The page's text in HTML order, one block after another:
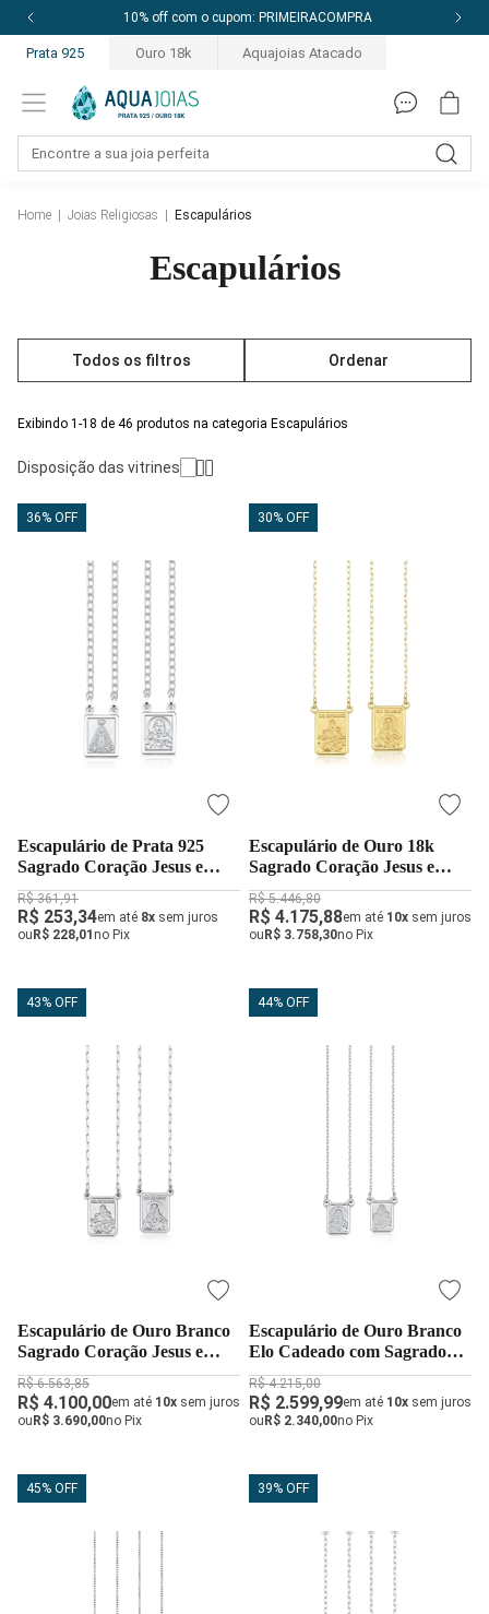
10% off com o cupom: PRIMEIRACOMPRA
Prata 925 Ouro 18k Aquajoias Atacado
Home Joias Religiosas Escapulários
Escapulários
Exibindo 1-18 de 46 produtos na categoria Escapulários
Todos os filtros Ordenar
Disposição das vitrines
36% OFF
Escapulário de Prata 925
Sagrado Coração Jesus e
Nossa Senhora
R$ 361,91
R$ 253,34em até 8x sem juros
ou R$ 228,01 no Pix
30% OFF
Escapulário de Ouro 18k
Sagrado Coração Jesus e
Nossa Senhora do Carmo
Grande
R$ 5.446,80
R$ 4.175,88em até 10x sem juros
ou R$ 3.758,30no Pix
43% OFF
Escapulário de Ouro Branco
Sagrado Coração Jesus e
Nossa Senhora do Carmo
Grande
R$ 6.563,85
R$ 4.100,00em até 10x sem juros
ouR$ 3.690,00no Pix
44% OFF
Escapulário de Ouro Branco
Elo Cadeado com Sagrado
Coração Jesus e N. Sra.
Carmo
R$ 4.215,00
R$ 2.599,99em até 10x sem juros
ouR$ 2.340,00no Pix
45% OFF 39% OFF